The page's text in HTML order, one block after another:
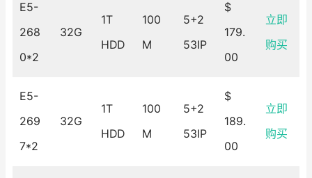
E5-
268
0*2
32G
1T
HDD
100
M
5+2
53IP
$
179.
00
立即
购买
E5-
269
7*2
32G
1T
HDD
100
M
5+2
53IP
$
189.
00
立即
购买